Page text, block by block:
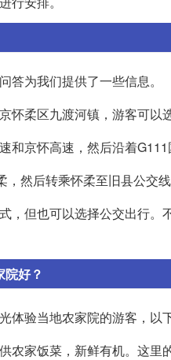
为我们提供了一些信息。
柔区九渡河镇，游客可以
京怀高速，然后沿着G111
然后转乘怀柔至旧县公交线
，但也可以选择公交出行
好？
体验当地农家院的游客，以
家饭菜，新鲜有机。这里